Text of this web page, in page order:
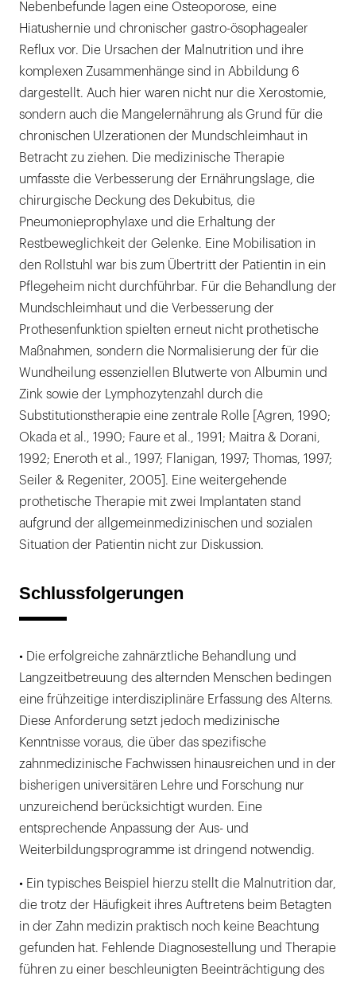
Nebenbefunde lagen eine Osteoporose, eine
Hiatushernie und chronischer gastro-ösophagealer
Reflux vor. Die Ursachen der Malnutrition und ihre
komplexen Zusammenhänge sind in Abbildung 6
dargestellt. Auch hier waren nicht nur die Xerostomie,
sondern auch die Mangelernährung als Grund für die
chronischen Ulzerationen der Mundschleimhaut in
Betracht zu ziehen. Die medizinische Therapie
umfasste die Verbesserung der Ernährungslage, die
chirurgische Deckung des Dekubitus, die
Pneumonieprophylaxe und die Erhaltung der
Restbeweglichkeit der Gelenke. Eine Mobilisation in
den Rollstuhl war bis zum Übertritt der Patientin in ein
Pflegeheim nicht durchführbar. Für die Behandlung der
Mundschleimhaut und die Verbesserung der
Prothesenfunktion spielten erneut nicht prothetische
Maßnahmen, sondern die Normalisierung der für die
Wundheilung essenziellen Blutwerte von Albumin und
Zink sowie der Lymphozytenzahl durch die
Substitutionstherapie eine zentrale Rolle [Agren, 1990;
Okada et al., 1990; Faure et al., 1991; Maitra & Dorani,
1992; Eneroth et al., 1997; Flanigan, 1997; Thomas, 1997;
Seiler & Regeniter, 2005]. Eine weitergehende
prothetische Therapie mit zwei Implantaten stand
aufgrund der allgemeinmedizinischen und sozialen
Situation der Patientin nicht zur Diskussion.
Schlussfolgerungen
• Die erfolgreiche zahnärztliche Behandlung und
Langzeitbetreuung des alternden Menschen bedingen
eine frühzeitige interdisziplinäre Erfassung des Alterns.
Diese Anforderung setzt jedoch medizinische
Kenntnisse voraus, die über das spezifische
zahnmedizinische Fachwissen hinausreichen und in der
bisherigen universitären Lehre und Forschung nur
unzureichend berücksichtigt wurden. Eine
entsprechende Anpassung der Aus- und
Weiterbildungsprogramme ist dringend notwendig.
• Ein typisches Beispiel hierzu stellt die Malnutrition dar,
die trotz der Häufigkeit ihres Auftretens beim Betagten
in der Zahn medizin praktisch noch keine Beachtung
gefunden hat. Fehlende Diagnosestellung und Therapie
führen zu einer beschleunigten Beeinträchtigung des